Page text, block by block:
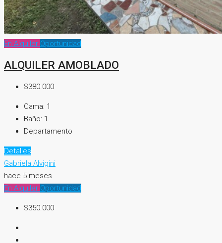
En Alquiler Oportunidad
ALQUILER AMOBLADO
$380.000
Cama: 1
Baño: 1
Departamento
Detalles
Gabriela Alvigini
hace 5 meses
En Alquiler Oportunidad
$350.000